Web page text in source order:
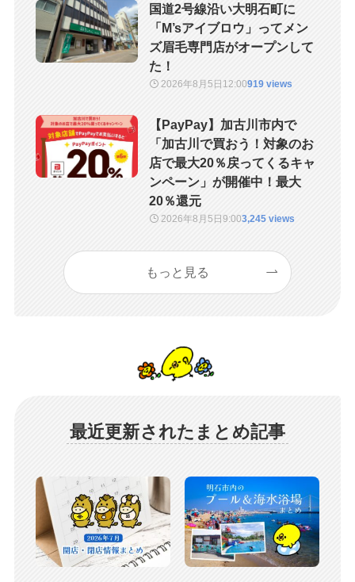
国道2号線沿い大明石町に
「M’sアイブロウ」ってメン
ズ眉毛専門店がオープンして
た！
2026年8月5日 12:00919 views
【PayPay】加古川市内で
「加古川で買おう！対象のお
店で最大20％戻ってくるキャ
ンペーン」が開催中！最大
20％還元
2026年8月5日 9:003,245 views
もっと見る
最近更新されたまとめ記事